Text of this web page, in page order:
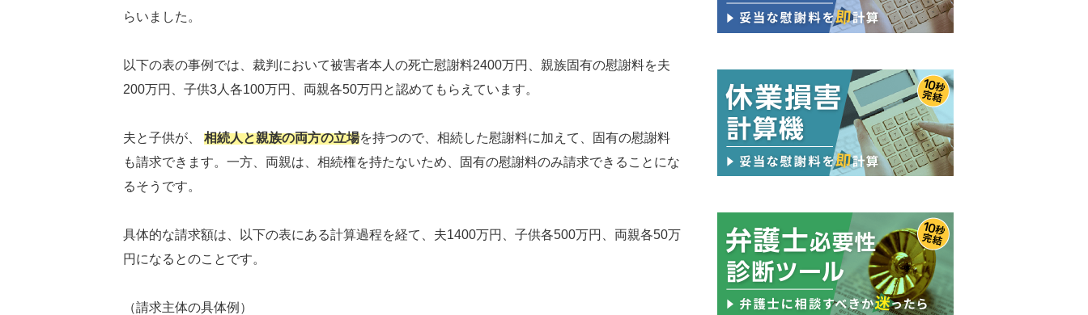
らいました。
以下の表の事例では、裁判において被害者本人の死亡慰謝料2400万円、親族固有の慰謝料を夫
200万円、子供3人各100万円、両親各50万円と認めてもらえています。
夫と子供が、 相続人と親族の両方の立場を持つので、相続した慰謝料に加えて、固有の慰謝料
も請求できます。一方、両親は、相続権を持たないため、固有の慰謝料のみ請求できることにな
るそうです。
具体的な請求額は、以下の表にある計算過程を経て、夫1400万円、子供各500万円、両親各50万
円になるとのことです。
（請求主体の具体例）